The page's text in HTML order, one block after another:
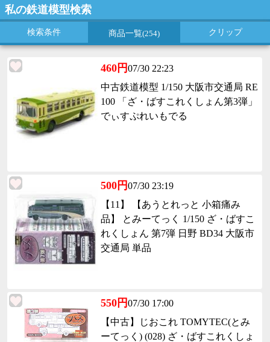
私の鉄道模型検索
検索条件 商品一覧(254) クリップ
460円07/30 22:23
中古鉄道模型 1/150 大阪市交通局 RE
100 「ざ・ばすこれくしょん第3弾」
でぃすぷれいもでる
500円07/30 23:19
【11】 【あうとれっと 小箱痛み
品】 とみーてっく 1/150 ざ・ばすこ
れくしょん 第7弾 日野 BD34 大阪市
交通局 単品
550円07/30 17:00
【中古】じおこれ TOMYTEC(とみ
ーてっく) (028) ざ・ばすこれくしょ